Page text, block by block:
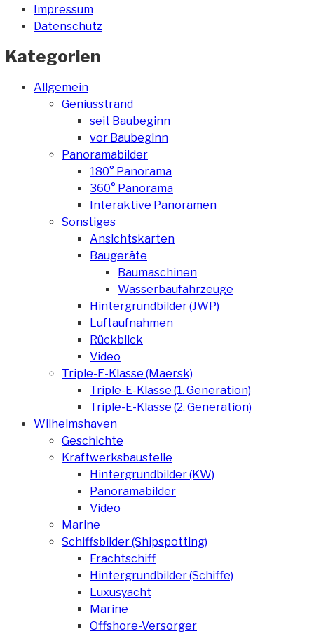
Impressum
Datenschutz
Kategorien
Allgemein
Geniusstrand
seit Baubeginn
vor Baubeginn
Panoramabilder
180° Panorama
360° Panorama
Interaktive Panoramen
Sonstiges
Ansichtskarten
Baugeräte
Baumaschinen
Wasserbaufahrzeuge
Hintergrundbilder (JWP)
Luftaufnahmen
Rückblick
Video
Triple-E-Klasse (Maersk)
Triple-E-Klasse (1. Generation)
Triple-E-Klasse (2. Generation)
Wilhelmshaven
Geschichte
Kraftwerksbaustelle
Hintergrundbilder (KW)
Panoramabilder
Video
Marine
Schiffsbilder (Shipspotting)
Frachtschiff
Hintergrundbilder (Schiffe)
Luxusyacht
Marine
Offshore-Versorger